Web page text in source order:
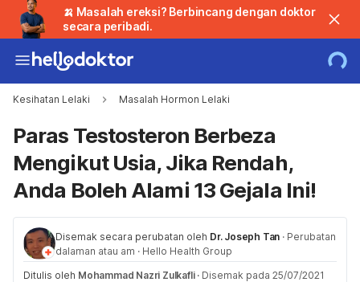
🍌 Masalah ereksi? Berbincang dengan doktor
secara peribadi.
Kesihatan Lelaki Masalah Hormon Lelaki
Paras Testosteron Berbeza
Mengikut Usia, Jika Rendah,
Anda Boleh Alami 13 Gejala Ini!
Disemak secara perubatan oleh Dr. Joseph Tan · Perubatan
dalaman atau am · Hello Health Group
Ditulis oleh Mohammad Nazri Zulkafli · Disemak pada 25/07/2021